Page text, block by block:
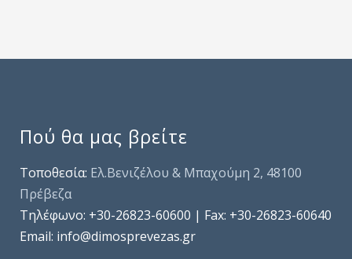
Πού θα μας βρείτε
Τοποθεσία: Ελ.Βενιζέλου & Μπαχούμη 2, 48100
Πρέβεζα
Τηλέφωνo: +30-26823-60600 | Fax: +30-26823-60640
Email: info@dimosprevezas.gr